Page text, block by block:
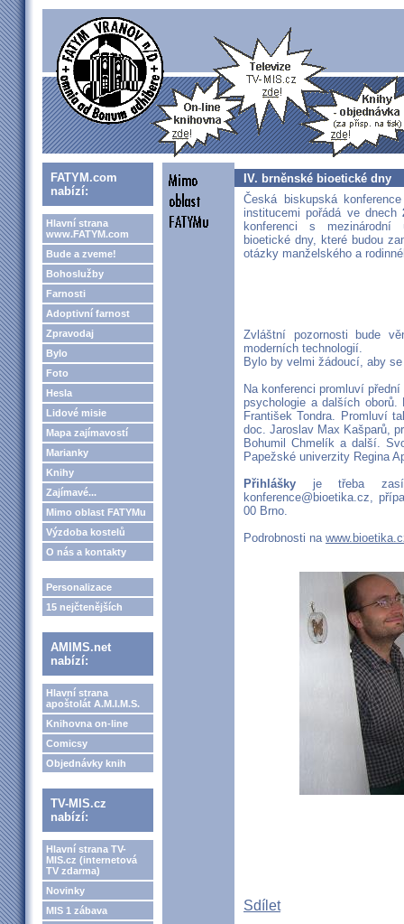
FATYM.com
nabízí:
Hlavní strana
www.FATYM.com
Bude a zveme!
Bohoslužby
Farnosti
Adoptivní farnost
Zpravodaj
Bylo
Foto
Hesla
Lidové misie
Mapa zajímavostí
Marianky
Knihy
Zajímavé...
Mimo oblast FATYMu
Výzdoba kostelů
O nás a kontakty
Personalizace
15 nejčtenějších
AMIMS.net
nabízí:
Hlavní strana
apoštolát A.M.I.M.S.
Knihovna on-line
Comicsy
Objednávky knih
TV-MIS.cz
nabízí:
Hlavní strana TV-
MIS.cz (internetová
TV zdarma)
Novinky
MIS 1 zábava
IV. brněnské bioetické dny
Česká biskupská
institucemi pořádá ve dnech
konferenci s
bioetické dny, které budou
otázky manželského a
Zvláštní pozornosti bude
moderních technologií.
Bylo by velmi žádoucí, aby
Na konferenci promluví
psychologie a dalších
František Tondra. Promluví
doc. Jaroslav Max Kašparů,
Bohumil Chmelík a další.
Papežské univerzity Regina
Přihlášky je třeba
konference@bioetika.cz,
00 Brno.
Podrobnosti na
Sdílet